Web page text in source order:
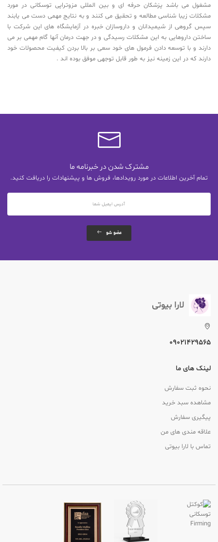
مشغول می باشد پزشکان حرفه ای و بین المللی مزوتراپی توسکانی در مورد
مشکلات زیبا شناسی مطالعه و تحقیق می کنند و به نتایج مهمی دست می یابند
سپس گروهی از شیمیدانان و داروسازان خبره در آزمایشگاه های این شرکت با
ساختن داروهایی به این مشکلات رسیدگی و در جهت درمان آنها گام مهمی بر می
دارند و با توسعه دادن فرمول های خود سعی بر بالا بردن کیفیت محصولات خود
دارند که در این زمینه نیز به طور قابل توجهی موفق بوده اند .
مشترک شدن در خبرنامه ما
تمام آخرین اطلاعات در مورد رویدادها، فروش ها و پیشنهادات را دریافت کنید.
عضو شو
لارا بیوتی
09021429565
لینک های ما
نحوه ثبت سفارش
مشاهده سبد خرید
پیگیری سفارش
علاقه مندی های من
تماس با لارا بیوتی